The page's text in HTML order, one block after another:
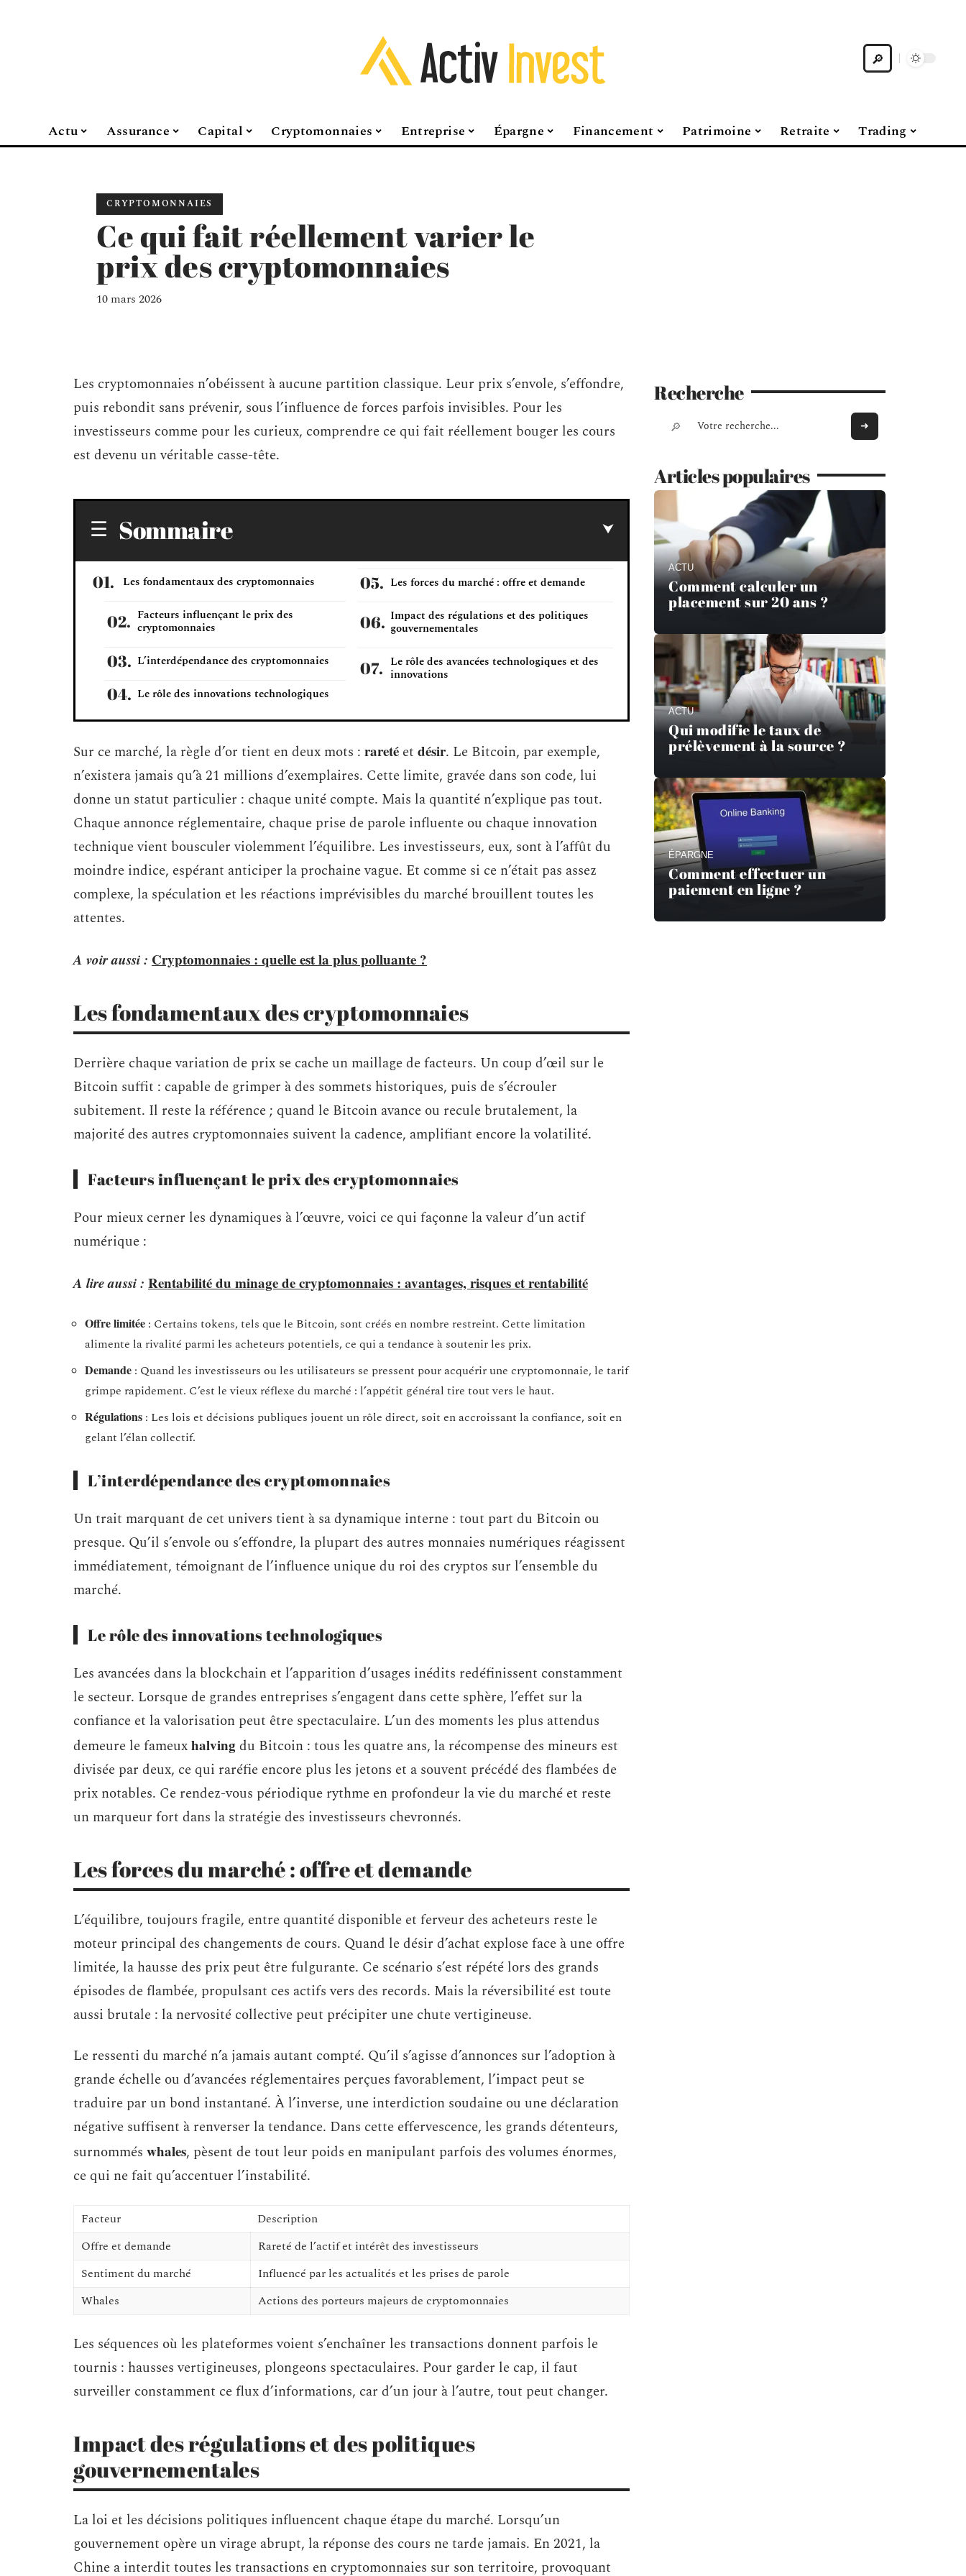
Actu Assurance Capital Cryptomonnaies Entreprise Épargne Financement Patrimoine Retraite Trading
CRYPTOMONNAIES
Ce qui fait réellement varier le
prix des cryptomonnaies
10 mars 2026
Les cryptomonnaies n’obéissent à aucune partition classique. Leur prix s’envole, s’effondre,
puis rebondit sans prévenir, sous l’influence de forces parfois invisibles. Pour les
investisseurs comme pour les curieux, comprendre ce qui fait réellement bouger les cours
est devenu un véritable casse-tête.
Sommaire
Les fondamentaux des cryptomonnaies
Facteurs influençant le prix des
cryptomonnaies
L’interdépendance des cryptomonnaies
Le rôle des innovations technologiques
Les forces du marché : offre et demande
Impact des régulations et des politiques
gouvernementales
Le rôle des avancées technologiques et des
innovations
Sur ce marché, la règle d’or tient en deux mots : rareté et désir. Le Bitcoin, par exemple,
n’existera jamais qu’à 21 millions d’exemplaires. Cette limite, gravée dans son code, lui
donne un statut particulier : chaque unité compte. Mais la quantité n’explique pas tout.
Chaque annonce réglementaire, chaque prise de parole influente ou chaque innovation
technique vient bousculer violemment l’équilibre. Les investisseurs, eux, sont à l’affût du
moindre indice, espérant anticiper la prochaine vague. Et comme si ce n’était pas assez
complexe, la spéculation et les réactions imprévisibles du marché brouillent toutes les
attentes.
A voir aussi : Cryptomonnaies : quelle est la plus polluante ?
Les fondamentaux des cryptomonnaies
Derrière chaque variation de prix se cache un maillage de facteurs. Un coup d’œil sur le
Bitcoin suffit : capable de grimper à des sommets historiques, puis de s’écrouler
subitement. Il reste la référence ; quand le Bitcoin avance ou recule brutalement, la
majorité des autres cryptomonnaies suivent la cadence, amplifiant encore la volatilité.
Facteurs influençant le prix des cryptomonnaies
Pour mieux cerner les dynamiques à l’œuvre, voici ce qui façonne la valeur d’un actif
numérique :
A lire aussi : Rentabilité du minage de cryptomonnaies : avantages, risques et rentabilité
Offre limitée : Certains tokens, tels que le Bitcoin, sont créés en nombre restreint. Cette limitation
alimente la rivalité parmi les acheteurs potentiels, ce qui a tendance à soutenir les prix.
Demande : Quand les investisseurs ou les utilisateurs se pressent pour acquérir une cryptomonnaie, le tarif
grimpe rapidement. C’est le vieux réflexe du marché : l’appétit général tire tout vers le haut.
Régulations : Les lois et décisions publiques jouent un rôle direct, soit en accroissant la confiance, soit en
gelant l’élan collectif.
L’interdépendance des cryptomonnaies
Un trait marquant de cet univers tient à sa dynamique interne : tout part du Bitcoin ou
presque. Qu’il s’envole ou s’effondre, la plupart des autres monnaies numériques réagissent
immédiatement, témoignant de l’influence unique du roi des cryptos sur l’ensemble du
marché.
Le rôle des innovations technologiques
Les avancées dans la blockchain et l’apparition d’usages inédits redéfinissent constamment
le secteur. Lorsque de grandes entreprises s’engagent dans cette sphère, l’effet sur la
confiance et la valorisation peut être spectaculaire. L’un des moments les plus attendus
demeure le fameuxhalvingdu Bitcoin : tous les quatre ans, la récompense des mineurs est
divisée par deux, ce qui raréfie encore plus les jetons et a souvent précédé des flambées de
prix notables. Ce rendez-vous périodique rythme en profondeur la vie du marché et reste
un marqueur fort dans la stratégie des investisseurs chevronnés.
Les forces du marché : offre et demande
L’équilibre, toujours fragile, entre quantité disponible et ferveur des acheteurs reste le
moteur principal des changements de cours. Quand le désir d’achat explose face à une offre
limitée, la hausse des prix peut être fulgurante. Ce scénario s’est répété lors des grands
épisodes de flambée, propulsant ces actifs vers des records. Mais la réversibilité est toute
aussi brutale : la nervosité collective peut précipiter une chute vertigineuse.
Le ressenti du marché n’a jamais autant compté. Qu’il s’agisse d’annonces sur l’adoption à
grande échelle ou d’avancées réglementaires perçues favorablement, l’impact peut se
traduire par un bond instantané. À l’inverse, une interdiction soudaine ou une déclaration
négative suffisent à renverser la tendance. Dans cette effervescence, les grands détenteurs,
surnommés whales, pèsent de tout leur poids en manipulant parfois des volumes énormes,
ce qui ne fait qu’accentuer l’instabilité.
Facteur
Description
Offre et demande
Rareté de l’actif et intérêt des investisseurs
Sentiment du marché
Influencé par les actualités et les prises de parole
Whales
Actions des porteurs majeurs de cryptomonnaies
Les séquences où les plateformes voient s’enchaîner les transactions donnent parfois le
tournis : hausses vertigineuses, plongeons spectaculaires. Pour garder le cap, il faut
surveiller constamment ce flux d’informations, car d’un jour à l’autre, tout peut changer.
Impact des régulations et des politiques
gouvernementales
La loi et les décisions politiques influencent chaque étape du marché. Lorsqu’un
gouvernement opère un virage abrupt, la réponse des cours ne tarde jamais. En 2021, la
Chine a interdit toutes les transactions en cryptomonnaies sur son territoire, provoquant
Recherche
Articles populaires
ACTU
Comment calculer un
placement sur 20 ans ?
ACTU
Qui modifie le taux de
prélèvement à la source ?
ÉPARGNE
Comment effectuer un
paiement en ligne ?